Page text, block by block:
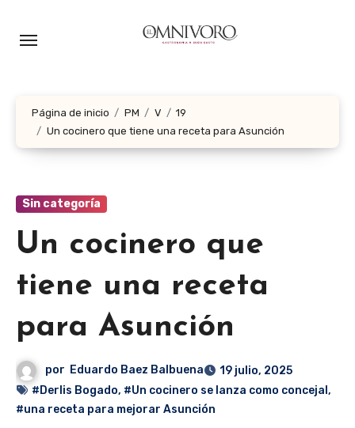
Página de inicio PM V
19
Un cocinero que tiene una receta para Asunción
Sin categoría
Un cocinero que
tiene una receta
para Asunción
por Eduardo Baez Balbuena
19 julio, 2025
#Derlis Bogado, #Un cocinero se lanza como concejal ,
#una receta para mejorar Asunción